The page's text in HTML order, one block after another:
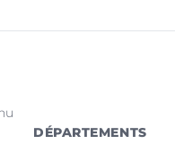
DÉPARTEMENTS